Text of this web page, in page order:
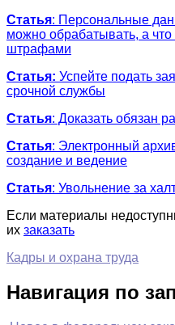
Статья: Персональные
можно обрабатывать, а
штрафами
Статья: Успейте подать
срочной службы
Статья: Доказать обязан
Статья: Электронный
создание и ведение
Статья: Увольнение за
Если материалы
их заказать
Кадры и охрана труда
Навигация по